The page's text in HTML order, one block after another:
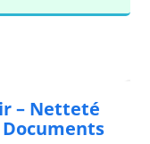
– Netteté